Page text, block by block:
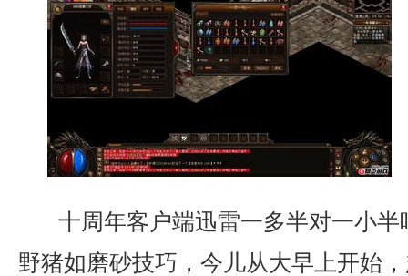
十周年客户端迅雷一多半对一小
野猪如磨砂技巧，今儿从大早上开始